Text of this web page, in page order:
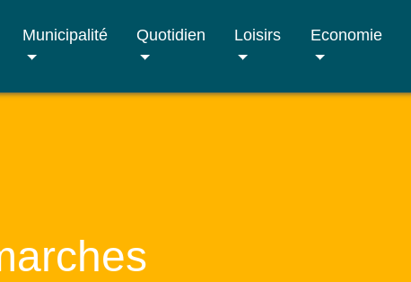
Municipalité Quotidien Loisirs Economie